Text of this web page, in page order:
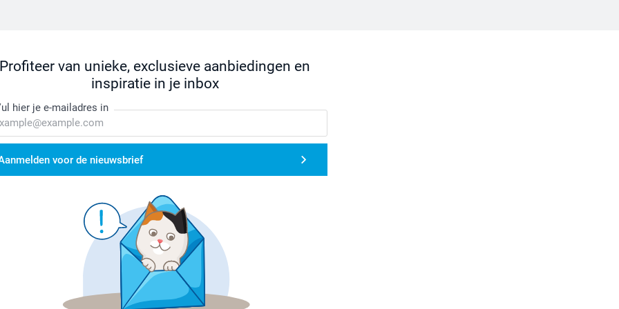
Profiteer van unieke, exclusieve aanbiedingen en
inspiratie in je inbox
hier je e-mailadres in
voor de nieuwsbrief